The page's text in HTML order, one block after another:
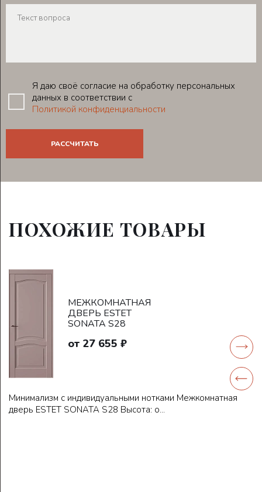
Я даю своё согласие на обработку персональных
данных в соответствии с
Политикой конфиденциальности
ПОХОЖИЕ ТОВАРЫ
МЕЖКОМНАТНАЯ
ДВЕРЬ ESTET
SONATA S28
от 27 655 ₽
Минимализм с индивидуальными нотками Межкомнатная
дверь ESTET SONATA S28 Высота: о...